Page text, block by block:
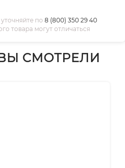
по 8 (800) 350 29 40
товара могут отличаться
СМОТРЕЛИ